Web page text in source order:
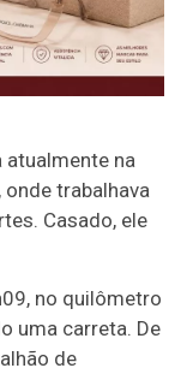
atualmente na
onde trabalhava
Casado, ele
no quilômetro
uma carreta. De
de